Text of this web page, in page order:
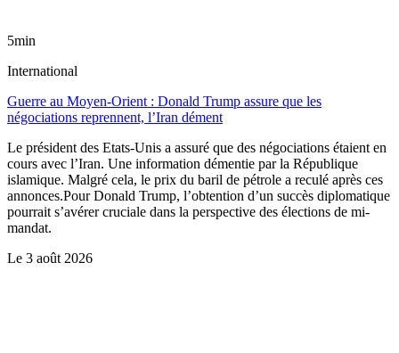
5min
International
Guerre au Moyen-Orient : Donald Trump assure que les
négociations reprennent, l’Iran dément
Le président des Etats-Unis a assuré que des négociations étaient en
cours avec l’Iran. Une information démentie par la République
islamique. Malgré cela, le prix du baril de pétrole a reculé après ces
annonces.Pour Donald Trump, l’obtention d’un succès diplomatique
pourrait s’avérer cruciale dans la perspective des élections de mi-
mandat.
Le 3 août 2026